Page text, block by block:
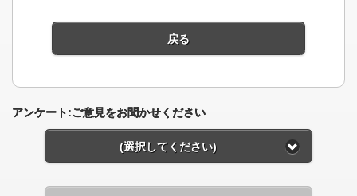
戻る
アンケート:ご意見をお聞かせください
(選択してください)